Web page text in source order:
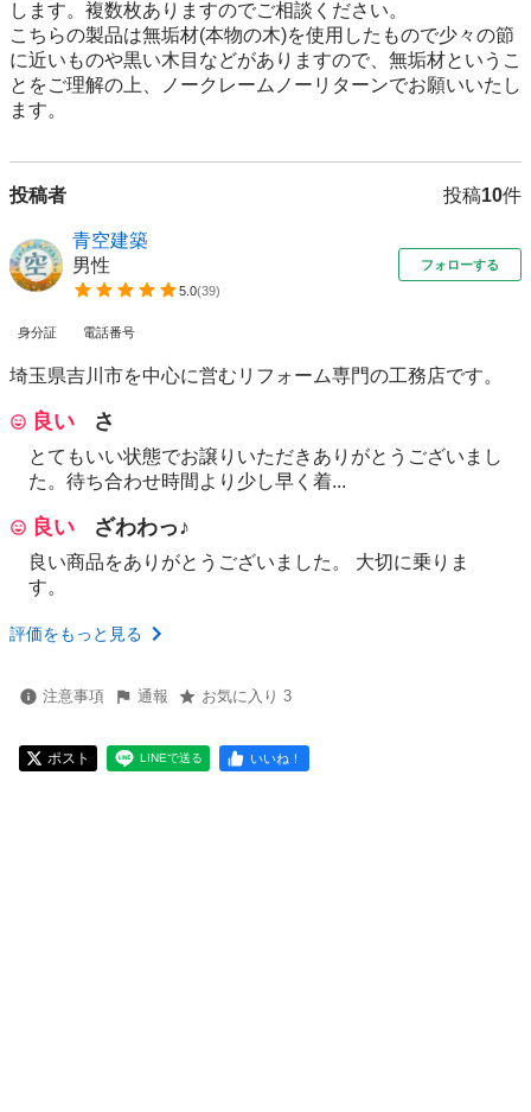
します。複数枚ありますのでご相談ください。
こちらの製品は無垢材(本物の木)を使用したもので少々の節
に近いものや黒い木目などがありますので、無垢材というこ
とをご理解の上、ノークレームノーリターンでお願いいたし
ます。
投稿者 投稿10件
青空建築
男性
5.0(39)
フォローする
身分証 電話番号
埼玉県吉川市を中心に営むリフォーム専門の工務店です。
良い さ
とてもいい状態でお譲りいただきありがとうございまし
た。待ち合わせ時間より少し早く着...
良い ざわわっ♪
良い商品をありがとうございました。 大切に乗りま
す。
評価をもっと見る
注意事項 通報 お気に入り 3
ポスト LINEで送る いいね！